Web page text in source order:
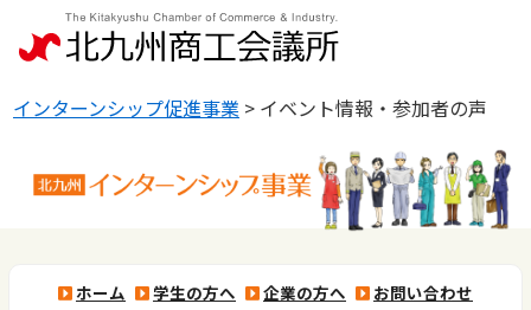
インターンシップ促進事業 > イベント情報・参加者の声
ホーム 学生の方へ 企業の方へ お問い合わせ